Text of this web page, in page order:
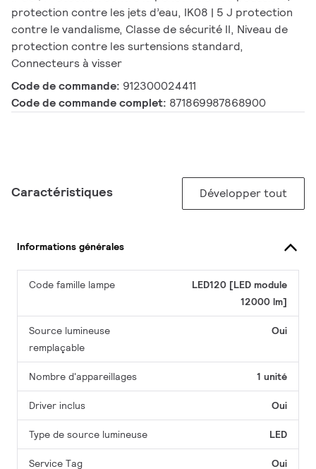
protection contre les jets d’eau, IK08 | 5 J protection
contre le vandalisme, Classe de sécurité II, Niveau de
protection contre les surtensions standard,
Connecteurs à visser
Code de commande: 912300024411
Code de commande complet: 871869987868900
Caractéristiques Développer tout
Informations générales
Code famille lampe
LED120 [LED module
12000 lm]
Source lumineuse
remplaçable
Oui
Nombre d'appareillages 1 unité
Driver inclus Oui
Type de source lumineuse LED
Service Tag Oui